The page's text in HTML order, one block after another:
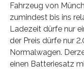
Fahrzeug von
zumindest bis ins
Ladezeit dürfe nur
der Preis dürfe nur
Normalwagen.
einen Batteriesatz